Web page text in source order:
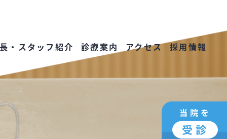
・スタッフ紹介 診療案内 アクセス 採用情報